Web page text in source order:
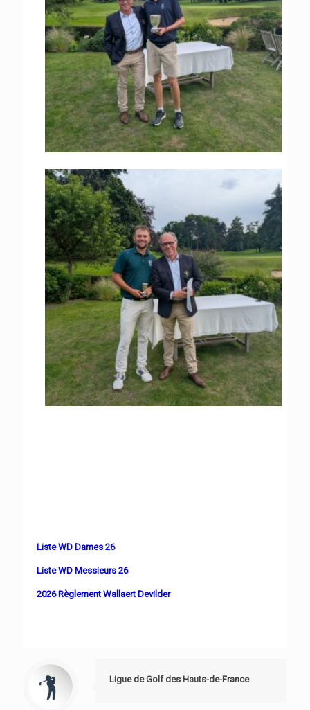
Liste WD Dames 26
Liste WD Messieurs 26
2026 Règlement Wallaert Devilder
Ligue de Golf des Hauts-de-France